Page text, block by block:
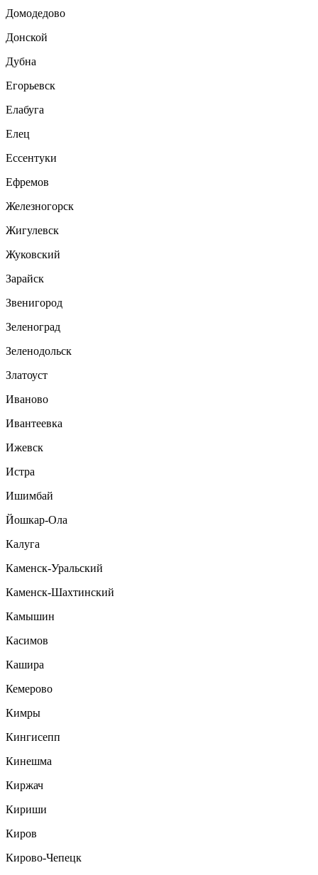
Домодедово
Донской
Дубна
Егорьевск
Елабуга
Елец
Ессентуки
Ефремов
Железногорск
Жигулевск
Жуковский
Зарайск
Звенигород
Зеленоград
Зеленодольск
Златоуст
Иваново
Ивантеевка
Ижевск
Истра
Ишимбай
Йошкар-Ола
Калуга
Каменск-Уральский
Каменск-Шахтинский
Камышин
Касимов
Кашира
Кемерово
Кимры
Кингисепп
Кинешма
Киржач
Кириши
Киров
Кирово-Чепецк